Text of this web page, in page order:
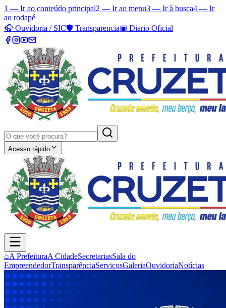
1 — Ir ao conteúdo principal2 — Ir ao menu3 — Ir à busca4 — Ir
ao rodapé
🎧 Ouvidoria / SIC🛡️ Transparencia▣ Diario Oficial
Acesso rápido
⌂A PrefeituraA CidadeSecretariasSala do
EmpreendedorTransparênciaServiçosGaleriaOuvidoriaNotícias